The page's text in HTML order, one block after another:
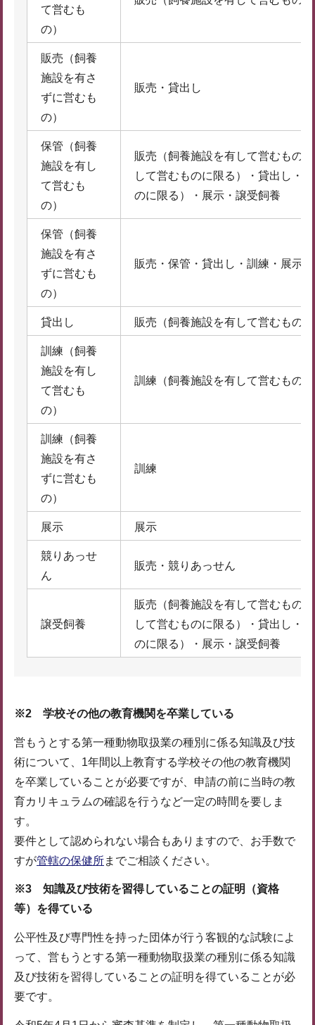
て営むも
の）
販売（飼養
施設を有さ
ずに営むも
の）
販売・貸出し
保管（飼養
施設を有し
て営むも
の）
販売（飼養施設を有して営むもの
して営むものに限る）・貸出し・
のに限る）・展示・譲受飼養
保管（飼養
施設を有さ
ずに営むも
の）
販売・保管・貸出し・訓練・展示
貸出し 販売（飼養施設を有して営むもの
訓練（飼養
施設を有し
て営むも
の）
訓練（飼養施設を有して営むもの
訓練（飼養
施設を有さ
ずに営むも
の）
訓練
展示 展示
競りあっせ
ん
販売・競りあっせん
譲受飼養
販売（飼養施設を有して営むもの
して営むものに限る）・貸出し・
のに限る）・展示・譲受飼養
※2 学校その他の教育機関を卒業している
営もうとする第一種動物取扱業の種別に係る知識及び技
術について、1年間以上教育する学校その他の教育機関
を卒業していることが必要ですが、申請の前に当時の教
育カリキュラムの確認を行うなど一定の時間を要しま
す。
要件として認められない場合もありますので、お手数で
すが管轄の保健所までご相談ください。
※3 知識及び技術を習得していることの証明（資格
等）を得ている
公平性及び専門性を持った団体が行う客観的な試験によ
って、営もうとする第一種動物取扱業の種別に係る知識
及び技術を習得していることの証明を得ていることが必
要です。